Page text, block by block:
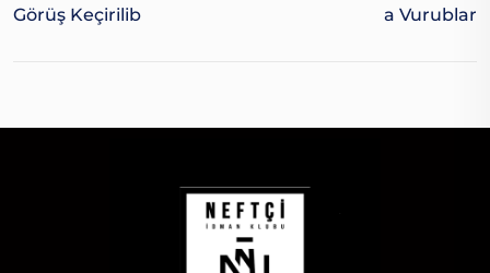
Görüş Keçirilib
A Vurublar